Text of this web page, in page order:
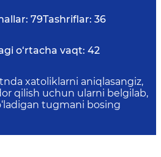
79Tashriflar: 36
o‘rtacha vaqt: 42
xatoliklarni aniqlasangiz,
qilish uchun ularni belgilab,
tugmani bosing